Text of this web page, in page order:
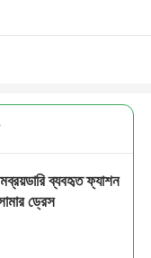
ব্যবহৃত ফ্যাশন
ড্রেস